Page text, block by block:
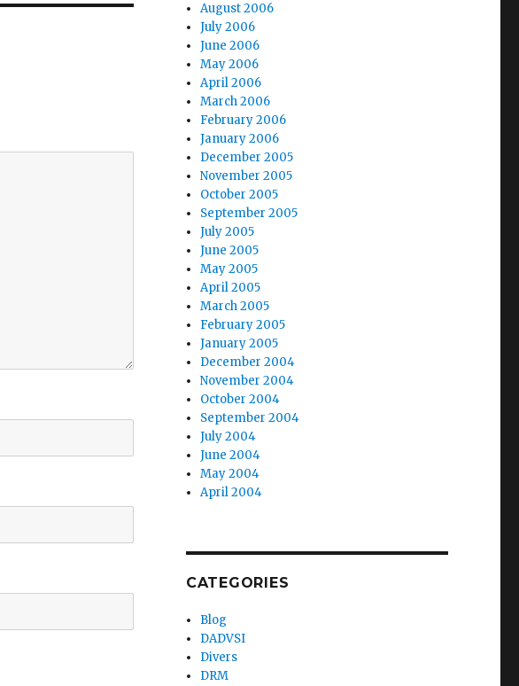
August 2006
July 2006
June 2006
May 2006
April 2006
March 2006
February 2006
January 2006
December 2005
November 2005
October 2005
September 2005
July 2005
June 2005
May 2005
April 2005
March 2005
February 2005
January 2005
December 2004
November 2004
October 2004
September 2004
July 2004
June 2004
May 2004
April 2004
CATEGORIES
Blog
DADVSI
Divers
DRM